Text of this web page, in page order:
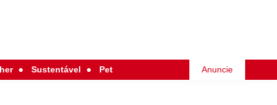
Sustentável Pet Anuncie